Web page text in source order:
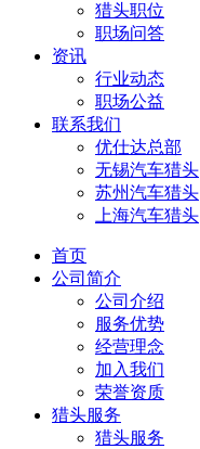
猎头职位
职场问答
资讯
行业动态
职场公益
联系我们
优仕达总部
无锡汽车猎头
苏州汽车猎头
上海汽车猎头
首页
公司简介
公司介绍
服务优势
经营理念
加入我们
荣誉资质
猎头服务
猎头服务